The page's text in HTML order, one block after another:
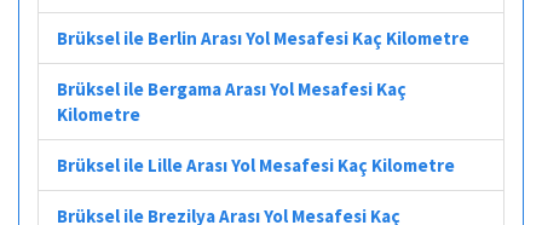
Brüksel ile Berlin Arası Yol Mesafesi Kaç Kilometre
Brüksel ile Bergama Arası Yol Mesafesi Kaç
Kilometre
Brüksel ile Lille Arası Yol Mesafesi Kaç Kilometre
Brüksel ile Brezilya Arası Yol Mesafesi Kaç